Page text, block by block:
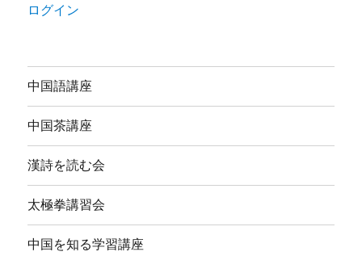
ログイン
中国語講座
中国茶講座
漢詩を読む会
太極拳講習会
中国を知る学習講座